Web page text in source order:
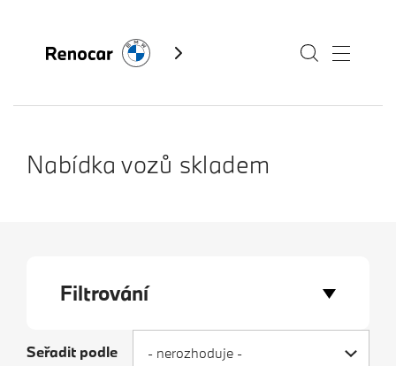
Skladové vozy
Výkup vozů
Fan e-shop
Nabídka vozů skladem
Filtrování
Seřadit podle - nerozhoduje -